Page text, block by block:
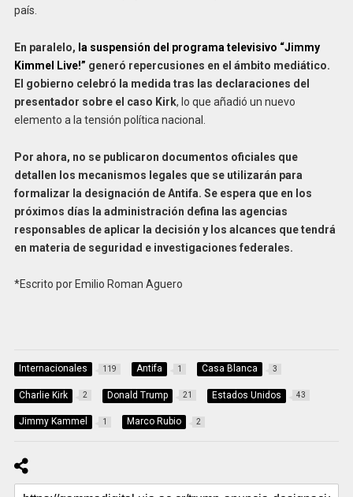
país.
En paralelo, la suspensión del programa televisivo “Jimmy
Kimmel Live!” generó repercusiones en el ámbito mediático.
El gobierno celebró la medida tras las declaraciones del
presentador sobre el caso Kirk, lo que añadió un nuevo
elemento a la tensión política nacional.
Por ahora, no se publicaron documentos oficiales que
detallen los mecanismos legales que se utilizarán para
formalizar la designación de Antifa. Se espera que en los
próximos días la administración defina las agencias
responsables de aplicar la decisión y los alcances que tendrá
en materia de seguridad e investigaciones federales.
*Escrito por Emilio Roman Aguero
Internacionales 119 Antifa 1 Casa Blanca 3
Charlie Kirk 2 Donald Trump 21 Estados Unidos 43
Jimmy Kammel 1 Marco Rubio 2